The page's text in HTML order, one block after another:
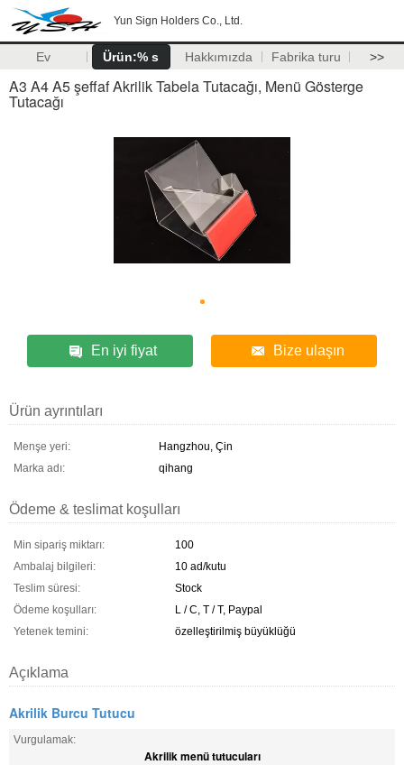
Yun Sign Holders Co., Ltd.
Ev Ürün:% s Hakkımızda Fabrika turu >>
A3 A4 A5 şeffaf Akrilik Tabela Tutacağı, Menü Gösterge
Tutacağı
En iyi fiyat Bize ulaşın
Ürün ayrıntıları
Menşe yeri:
Hangzhou, Çin
Marka adı:
qihang
Ödeme & teslimat koşulları
Min sipariş miktarı:
100
Ambalaj bilgileri:
10 ad/kutu
Teslim süresi:
Stock
Ödeme koşulları:
L / C, T / T, Paypal
Yetenek temini:
özelleştirilmiş büyüklüğü
Açıklama
Akrilik Burcu Tutucu
Vurgulamak:
Akrilik menü tutucuları